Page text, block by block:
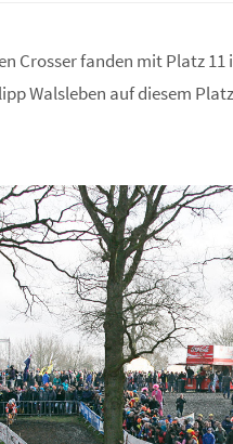
Crosser fanden mit Platz
Walsleben auf diesem